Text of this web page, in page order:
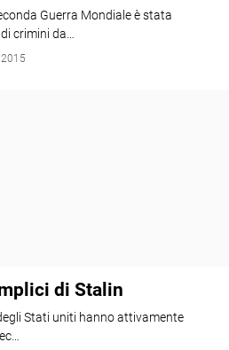
Guerra Mondiale è stata
crimini da…
di Stalin
Stati uniti hanno attivamente